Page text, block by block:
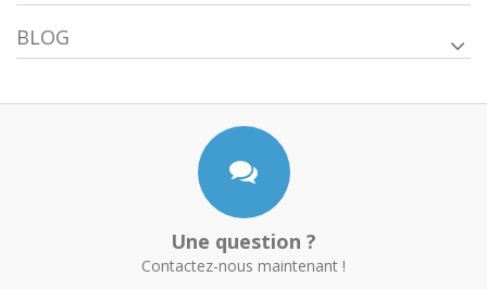
BLOG
Une question ?
Contactez-nous maintenant !